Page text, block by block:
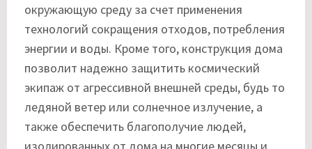
окружающую среду за счет применения
технологий сокращения отходов, потребления
энергии и воды. Кроме того, конструкция дома
позволит надежно защитить космический
экипаж от агрессивной внешней среды, будь то
ледяной ветер или солнечное излучение, а
также обеспечить благополучие людей,